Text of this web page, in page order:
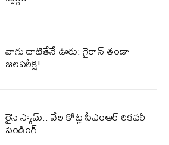
వాగు దాటితేనే ఊరు: గైరాన్ తండా
జలపరీక్ష!
రైస్ స్కామ్.. వేల కోట్ల‌ సీఎంఆర్ రికవరీ
పెండింగ్